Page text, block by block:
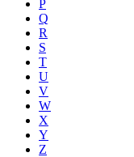
P
Q
R
S
T
U
V
W
X
Y
Z